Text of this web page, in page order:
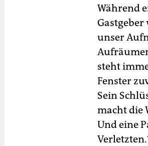
Während
unser
steht
Fenster
Sein
macht die
Und eine